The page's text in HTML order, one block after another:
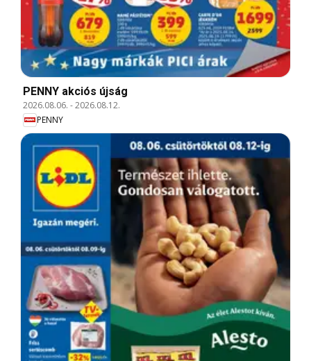
PENNY akciós újság
2026.08.06. -2026.08.12.
PENNY